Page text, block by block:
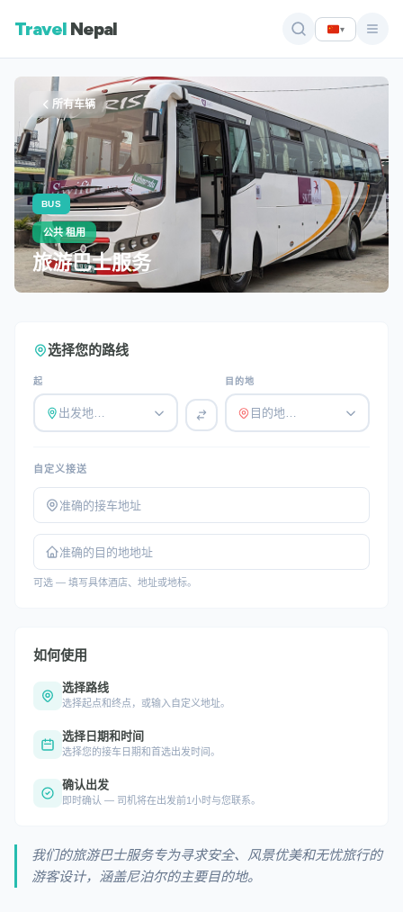
Travel Nepal ▾
所有车辆
BUS
公共 租用
旅游巴士服务
选择您的路线
起
出发地…
目的地
目的地…
自定义接送
可选 — 填写具体酒店、地址或地标。
如何使用
选择路线
选择起点和终点，或输入自定义地址。
选择日期和时间
选择您的接车日期和首选出发时间。
确认出发
即时确认 — 司机将在出发前1小时与您联系。
我们的旅游巴士服务专为寻求安全、风景优美和无忧旅行的
游客设计，涵盖尼泊尔的主要目的地。